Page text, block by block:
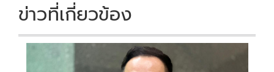
ข่าวที่เกี่ยวข้อง